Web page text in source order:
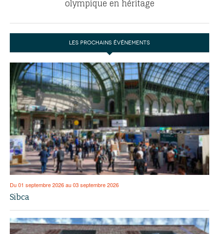
olympique en héritage
LES PROCHAINS ÉVÉNEMENTS
Du 01 septembre 2026 au 03 septembre 2026
Sibca